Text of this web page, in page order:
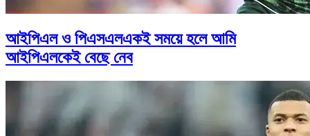
আইপিএল ও পিএসএলএকই সময়ে হলে আমি
আইপিএলকেই বেছে নেব